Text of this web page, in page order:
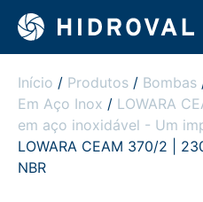
Início / Produtos / Bombas
Em Aço Inox / LOWARA
em aço inoxidável - Um
LOWARA CEAM 370/2 |
NBR